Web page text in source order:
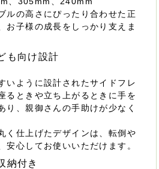
ルの高さにぴったり合わせた正
お子様の成長をしっかり支えま
も向け設計
いように設計されたサイドフレ
るときや立ち上がるときに手を
り、親御さんの手助けが少なく
く仕上げたデザインは、転倒や
安心してお使いいただけます。
納付き